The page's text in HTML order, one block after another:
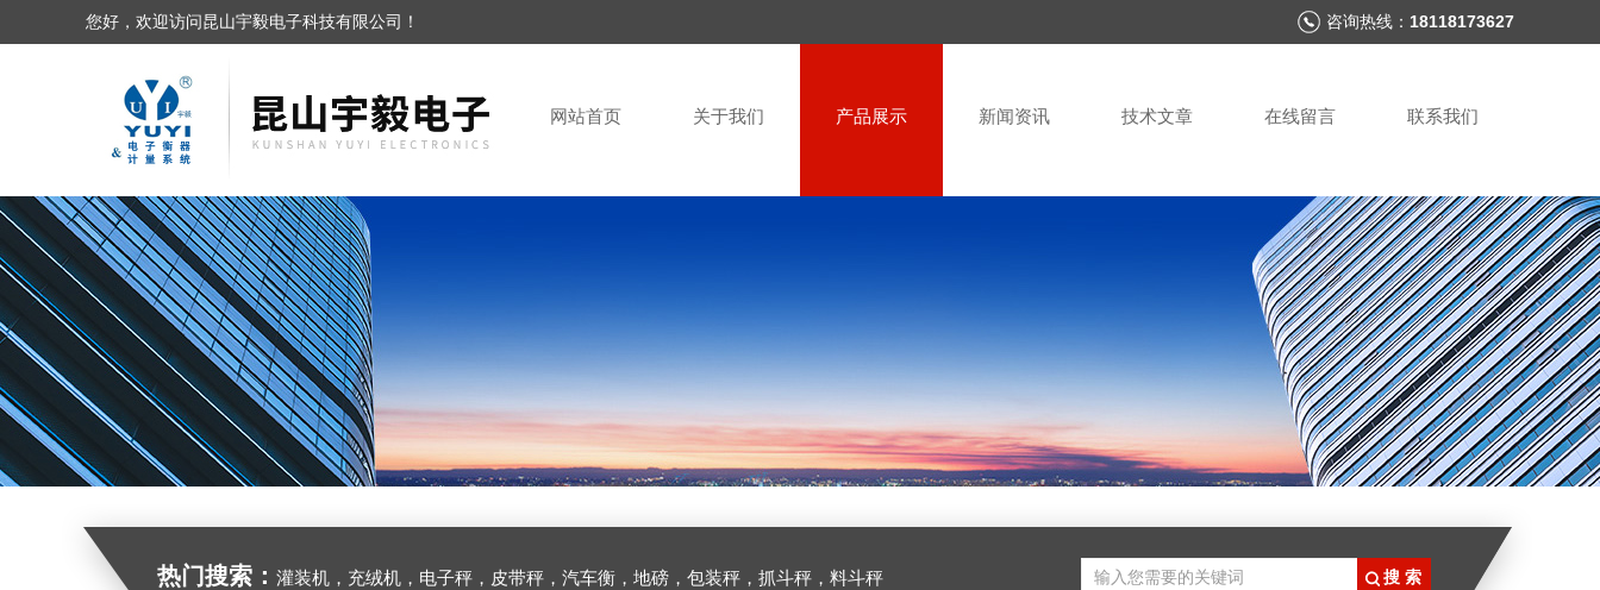
您好，欢迎访问昆山宇毅电子科技有限公司！ 咨询热线： 18118173627
网站首页 关于我们 产品展示 新闻资讯 技术文章 在线留言 联系我们
热门搜索： 灌装机，充绒机，电子秤，皮带秤，汽车衡，地磅，包装秤，抓斗秤，料斗秤